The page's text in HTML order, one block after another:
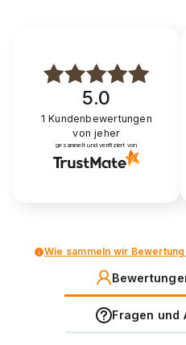
5.0
1 Kundenbewertungen
von jeher
gesammelt und verifiziert von
Wie sammeln wir
Fragen und